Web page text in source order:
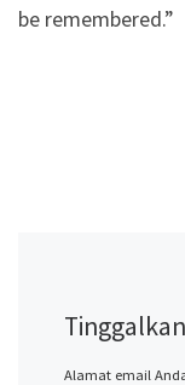
be remembered.”
Alamat email